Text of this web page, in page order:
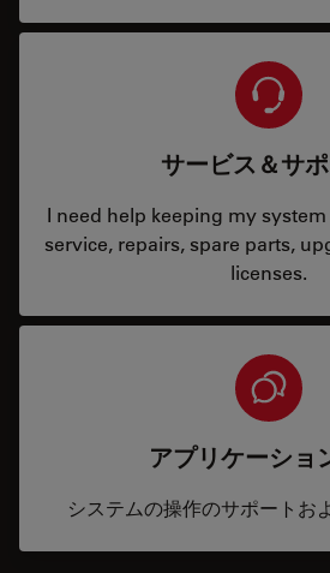
サービス＆サ
I need help keeping my
service, repairs, spare parts,
licenses.
アプリケーショ
システムの操作のサポートお